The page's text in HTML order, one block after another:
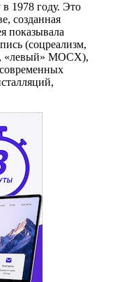
в 1978 году. Это
созданная
показывала
(cоцреализм,
«левый» МОСХ),